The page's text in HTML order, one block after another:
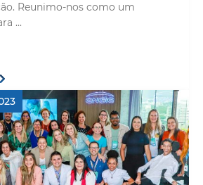
Reunimo-nos como um
verdadeiro time para ...